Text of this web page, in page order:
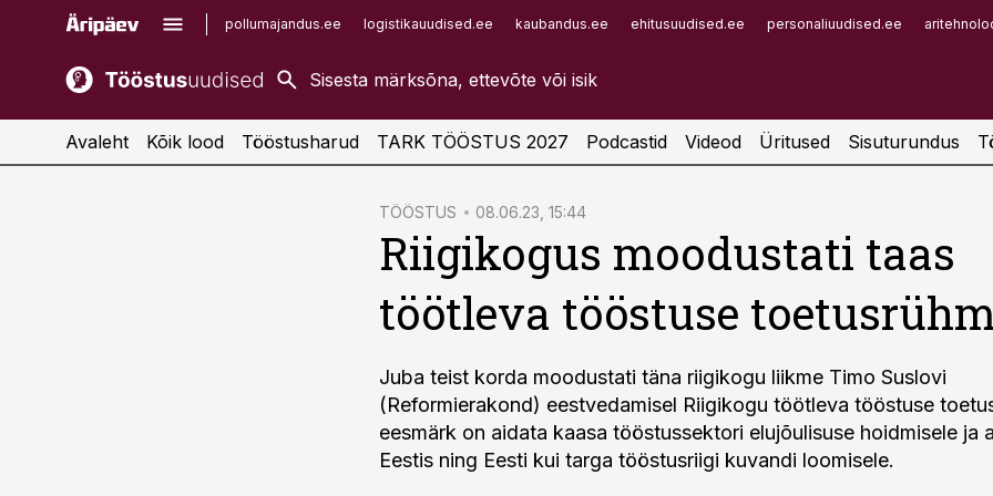
pollumajandus.ee logistikauudised.ee kaubandus.ee ehitusuudised.ee personaliuudised.ee
kaubandus.ee
kinnisvarauudised.ee
imelineajalugu.ee
Infopank
Avaleht Kõik lood Tööstusharud TARK TÖÖSTUS 2027 Podcastid Videod Üritused Sisuturundus
TÖÖSTUS 08.06.23, 15:44
Riigikogus moodustati taas
töötleva tööstuse
Juba teist korda moodustati täna riigikogu liikme Timo Suslovi
(Reformierakond) eestvedamisel Riigikogu töötleva tööstuse
eesmärk on aidata kaasa tööstussektori elujõulisuse hoidmisele ja
Eestis ning Eesti kui targa tööstusriigi kuvandi loomisele.